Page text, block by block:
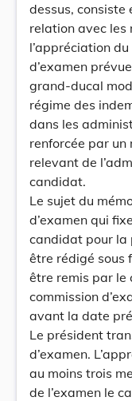
dessus, consiste
relation avec les
l’appréciation
d’examen
grand-ducal
régime des
dans les
renforcée par
relevant de
candidat.
Le sujet du
d’examen qui
candidat pour la
être rédigé sous
être remis par le
commission
avant la date
Le président
d’examen.
au moins trois
de l’examen le